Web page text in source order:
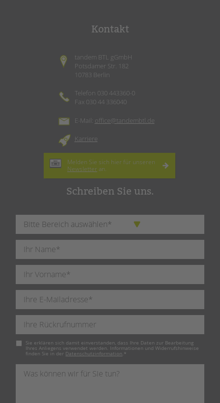
Kontakt
tandem BTL gGmbH
Potsdamer Str. 182
10783 Berlin
Telefon 030 443360-0
Fax 030 44 336040
E-Mail: office@tandembtl.de
Karriere
Melden Sie sich hier für unseren
Newsletter an.
Schreiben Sie uns.
Pflichtfeld
Sie erklären sich damit einverstanden, dass Ihre Daten zur Bearbeitung
Ihres Anliegens verwendet werden. Informationen und Widerrufshinweise
finden Sie in der Datenschutzinformation *